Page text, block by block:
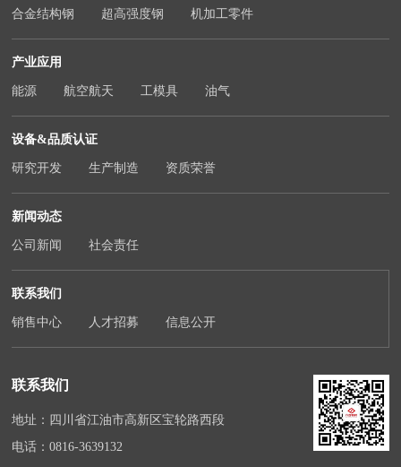
合金结构钢 超高强度钢 机加工零件
产业应用
能源 航空航天 工模具 油气
设备&品质认证
研究开发 生产制造 资质荣誉
新闻动态
公司新闻 社会责任
联系我们
销售中心 人才招募 信息公开
联系我们
地址：四川省江油市高新区宝轮路西段
电话：0816-3639132